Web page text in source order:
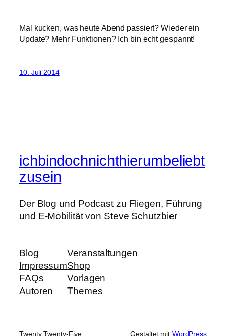
Mal kucken, was heute Abend passiert? Wieder ein
Update? Mehr Funktionen? Ich bin echt gespannt!
10. Juli 2014
ichbindochnichthierumbeliebt
zusein
Der Blog und Podcast zu Fliegen, Führung
und E-Mobilität von Steve Schutzbier
Blog
Impressum
FAQs
Autoren
Veranstaltungen
Shop
Vorlagen
Themes
Twenty Twenty-Five Gestaltet mit WordPress